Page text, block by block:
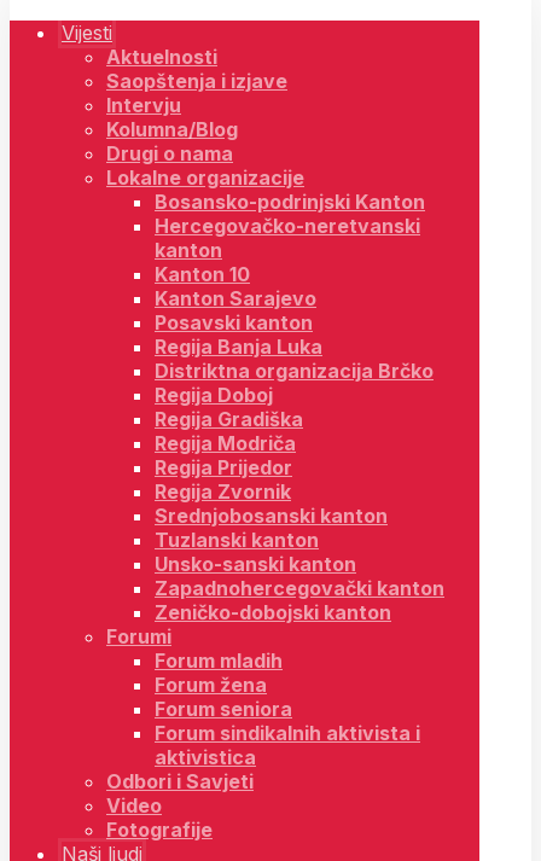
Vijesti
Aktuelnosti
Saopštenja i izjave
Intervju
Kolumna/Blog
Drugi o nama
Lokalne organizacije
Bosansko-podrinjski Kanton
Hercegovačko-neretvanski
kanton
Kanton 10
Kanton Sarajevo
Posavski kanton
Regija Banja Luka
Distriktna organizacija Brčko
Regija Doboj
Regija Gradiška
Regija Modriča
Regija Prijedor
Regija Zvornik
Srednjobosanski kanton
Tuzlanski kanton
Unsko-sanski kanton
Zapadnohercegovački kanton
Zeničko-dobojski kanton
Forumi
Forum mladih
Forum žena
Forum seniora
Forum sindikalnih aktivista i
aktivistica
Odbori i Savjeti
Video
Fotografije
Naši ljudi